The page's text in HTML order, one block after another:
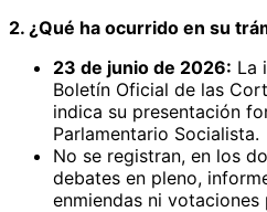
2. ¿Qué ha ocurrido en su
23 de junio de 2026: La
Boletín Oficial de las
indica su presentación
Parlamentario Socialista.
No se registran, en los
debates en pleno,
enmiendas ni votaciones